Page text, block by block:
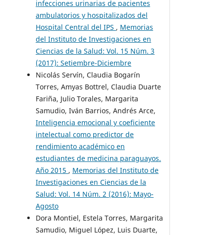
infecciones urinarias de pacientes
ambulatorios y hospitalizados del
Hospital Central del IPS , Memorias
del Instituto de Investigaciones en
Ciencias de la Salud: Vol. 15 Núm. 3
(2017): Setiembre-Diciembre
Nicolás Servín, Claudia Bogarín
Torres, Amyas Bottrel, Claudia Duarte
Fariña, Julio Torales, Margarita
Samudio, Iván Barrios, Andrés Arce,
Inteligencia emocional y coeficiente
intelectual como predictor de
rendimiento académico en
estudiantes de medicina paraguayos.
Año 2015 , Memorias del Instituto de
Investigaciones en Ciencias de la
Salud: Vol. 14 Núm. 2 (2016): Mayo-
Agosto
Dora Montiel, Estela Torres, Margarita
Samudio, Miguel López, Luis Duarte,